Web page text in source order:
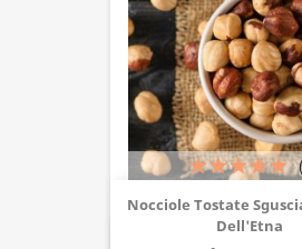
Nocciole Tostate
Dell'Etna